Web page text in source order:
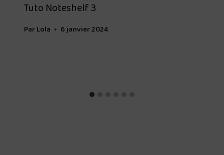
Tuto Noteshelf 3
ParLola 6 janvier 2024